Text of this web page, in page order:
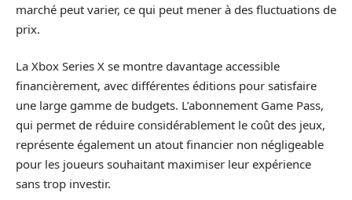
marché peut varier, ce qui peut mener à des fluctuations de
prix.
La Xbox Series X se montre davantage accessible
financièrement, avec différentes éditions pour satisfaire
une large gamme de budgets. L’abonnement Game Pass,
qui permet de réduire considérablement le coût des jeux,
représente également un atout financier non négligeable
pour les joueurs souhaitant maximiser leur expérience
sans trop investir.